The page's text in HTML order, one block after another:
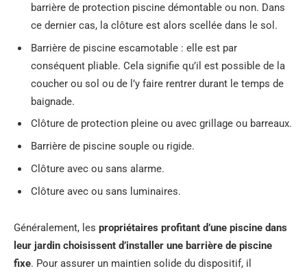
barrière de protection piscine démontable ou non. Dans
ce dernier cas, la clôture est alors scellée dans le sol.
Barrière de piscine escamotable : elle est par
conséquent pliable. Cela signifie qu’il est possible de la
coucher ou sol ou de l’y faire rentrer durant le temps de
baignade.
Clôture de protection pleine ou avec grillage ou barreaux.
Barrière de piscine souple ou rigide.
Clôture avec ou sans alarme.
Clôture avec ou sans luminaires.
Généralement, les propriétaires profitant d’une piscine dans
leur jardin choisissent d’installer une barrière de piscine
fixe. Pour assurer un maintien solide du dispositif, il